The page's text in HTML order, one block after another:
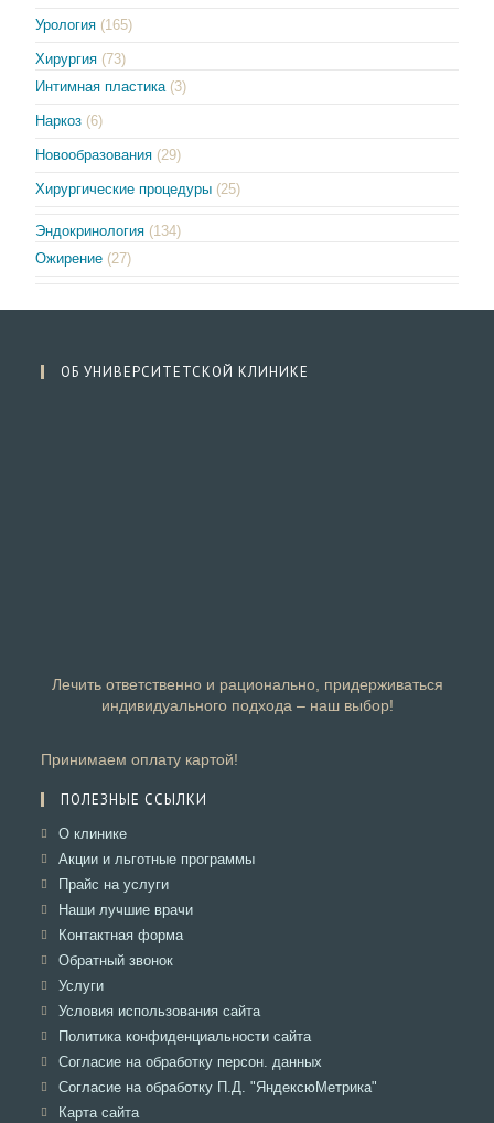
Урология (165)
Хирургия (73)
Интимная пластика (3)
Наркоз (6)
Новообразования (29)
Хирургические процедуры (25)
Эндокринология (134)
Ожирение (27)
ОБ УНИВЕРСИТЕТСКОЙ КЛИНИКЕ
Лечить ответственно и рационально, придерживаться
индивидуального подхода – наш выбор!
Принимаем оплату картой!
ПОЛЕЗНЫЕ ССЫЛКИ
О клиникеОткроется
в
вкладке
Акции и льготные программыОткроется
Прайс на услугиОткроется
в
вкладке
Наши лучшие врачиОткроется
Контактная формаОткроется
Обратный звонокОткроется
вкладке
УслугиОткроется
в
вкладке
Условия использования сайтаОткроется
в
вкладке
Политика конфиденциальности сайтаОткроется
в
новой
вкладке
Согласие на обработку персон. данных
в
Согласие на обработку П.Д. "ЯндексюМетрика"
Карта сайтаОткроется